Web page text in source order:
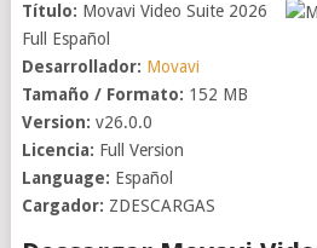
Título: Movavi Video Suite 2026
Full Español
Desarrollador: Movavi
Tamaño / Formato: 152 MB
Version: v26.0.0
Licencia: Full Version
Language: Español
Cargador: ZDESCARGAS